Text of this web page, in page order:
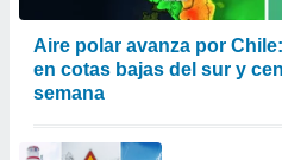
Aire polar avanza por
en cotas bajas del sur y
semana